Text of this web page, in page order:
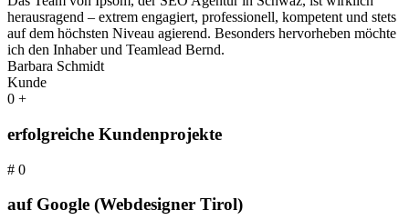
herausragend – extrem engagiert, professionell, kompetent und stets
auf dem höchsten Niveau agierend. Besonders hervorheben möchte
ich den Inhaber und Teamlead Bernd.
Barbara Schmidt
Kunde
0 +
erfolgreiche Kundenprojekte
# 0
auf Google (Webdesigner Tirol)